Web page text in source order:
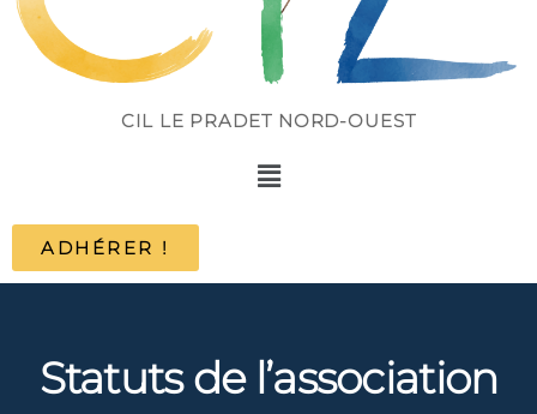
CIL LE PRADET NORD-OUEST
ADHÉRER !
Statuts de l’association